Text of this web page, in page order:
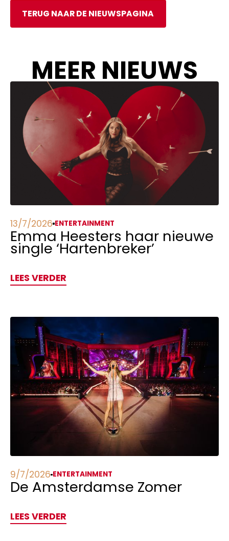
TERUG NAAR DE NIEUWSPAGINA
MEER NIEUWS
Emma Heesters haar nieuwe
single ‘Hartenbreker’
13/7/2026 ENTERTAINMENT
LEES VERDER
De Amsterdamse Zomer
9/7/2026 ENTERTAINMENT
LEES VERDER